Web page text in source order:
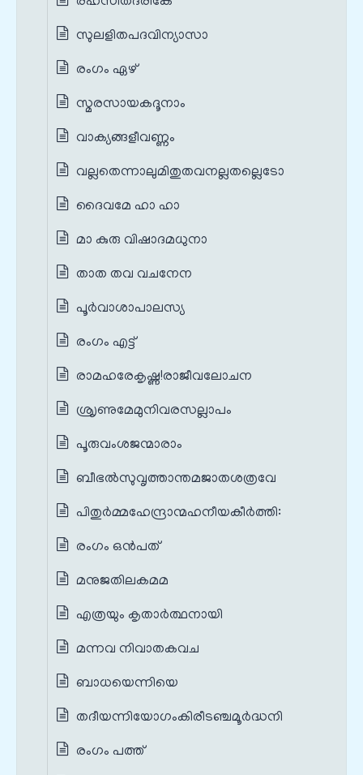
സുലളിതപദവിന്യാസാ
രംഗം ഏഴ്
സ്മരസായകദൂനാം
വാക്യങ്ങളീവണ്ണം
വല്ലതെന്നാലുമിതുതവനല്ലതല്ലെടോ
ദൈവമേ ഹാ ഹാ
മാ കുരു വിഷാദമധുനാ
താത തവ വചനേന
പൂർവാശാപാലസ്യ
രംഗം എട്ട്
രാമഹരേകൃഷ്ണ!രാജീവലോചന
ശ്രൃണുമേമുനിവരസല്ലാപം
പൂരുവംശജന്മാരാം
ബീഭല്‍സുവൃത്താന്തമജാതശത്രവേ
പിതുർമ്മഹേന്ദ്രാന്മഹനീയകീർത്തി:
രംഗം ഒൻപത്
മനുജതിലകമമ
എത്രയും കൃതാര്‍ത്ഥനായി
മന്നവ നിവാതകവച
ബാധയെന്നിയെ
തദീയന്നിയോഗംകിരീടഞ്ചമൂർദ്ധനി
രംഗം പത്ത്